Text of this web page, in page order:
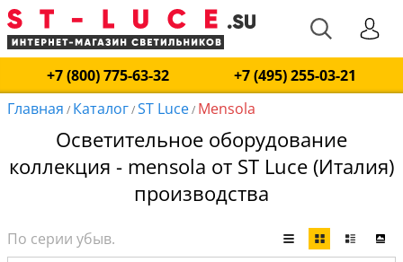
+7 (800) 775-63-32
+7 (495) 255-03-21
Главная / Каталог/ST Luce/ Mensola
Осветительное оборудование
коллекция - mensola от ST Luce (Италия)
производства